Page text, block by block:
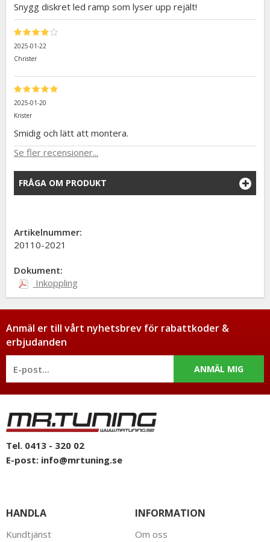
Snygg diskret led ramp som lyser upp rejält!
2025-01-22
Christer
2025-01-20
Krister
Smidig och lätt att montera.
Se fler recensioner...
FRÅGA OM PRODUKT
Artikelnummer:
20110-2021
Dokument:
Inkoppling
Anmäl er till vårt nyhetsbrev för rabattkoder &
erbjudanden
ANMÄL MIG
Tel. 0413 - 320 02
E-post: info@mrtuning.se
HANDLA
Kundtjänst
INFORMATION
Om oss